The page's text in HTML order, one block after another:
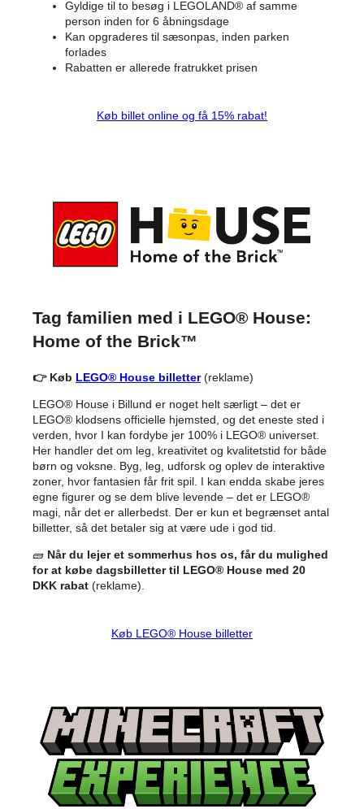
Gyldige til to besøg i LEGOLAND® af samme
person inden for 6 åbningsdage
Kan opgraderes til sæsonpas, inden parken
forlades
Rabatten er allerede fratrukket prisen
Køb billet online og få 15% rabat!
Tag familien med i LEGO® House:
Home of the Brick™
👉 Køb LEGO® House billetter (reklame)
LEGO® House i Billund er noget helt særligt – det er
LEGO® klodsens officielle hjemsted, og det eneste sted i
verden, hvor I kan fordybe jer 100% i LEGO® universet.
Her handler det om leg, kreativitet og kvalitetstid for både
børn og voksne. Byg, leg, udforsk og oplev de interaktive
zoner, hvor fantasien får frit spil. I kan endda skabe jeres
egne figurer og se dem blive levende – det er LEGO®
magi, når det er allerbedst. Der er kun et begrænset antal
billetter, så det betaler sig at være ude i god tid.
🧱 Når du lejer et sommerhus hos os, får du mulighed
for at købe dagsbilletter til LEGO® House med 20
DKK rabat (reklame).
Køb LEGO® House billetter